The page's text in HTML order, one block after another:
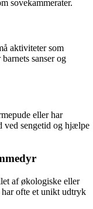
sovekammerater.
aktiviteter som
sanser og
eller har
ved sengetid og hjælpe
af økologiske eller
har ofte et unikt udtryk